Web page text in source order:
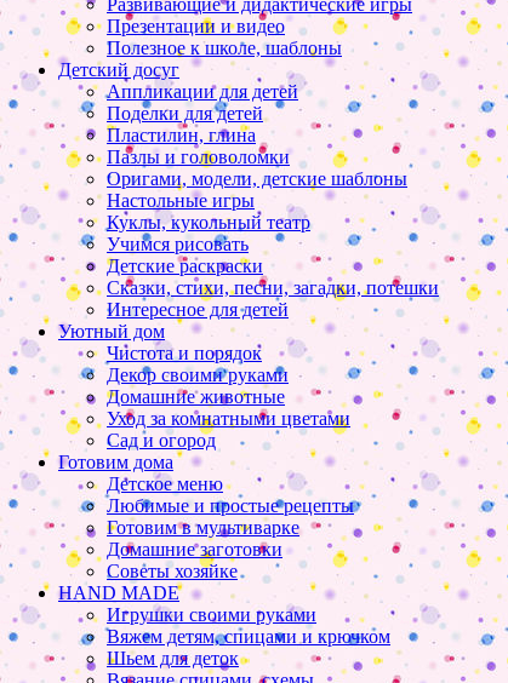
Развивающие и дидактические игры
Презентации и видео
Полезное к школе, шаблоны
Детский досуг
Аппликации для детей
Поделки для детей
Пластилин, глина
Пазлы и головоломки
Оригами, модели, детские шаблоны
Настольные игры
Куклы, кукольный театр
Учимся рисовать
Детские раскраски
Сказки, стихи, песни, загадки, потешки
Интересное для детей
Уютный дом
Чистота и порядок
Декор своими руками
Домашние животные
Уход за комнатными цветами
Сад и огород
Готовим дома
Детское меню
Любимые и простые рецепты
Готовим в мультиварке
Домашние заготовки
Советы хозяйке
HAND MADE
Игрушки своими руками
Вяжем детям, спицами и крючком
Шьем для деток